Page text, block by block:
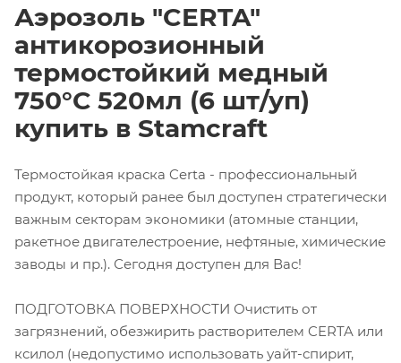
Аэрозоль "CERTA"
антикорозионный
термостойкий медный
750°С 520мл (6 шт/уп)
купить в Stamcraft
Термостойкая краска Certa - профессиональный
продукт, который ранее был доступен стратегически
важным секторам экономики (атомные станции,
ракетное двигателестроение, нефтяные, химические
заводы и пр.). Сегодня доступен для Вас!
ПОДГОТОВКА ПОВЕРХНОСТИ Очистить от
загрязнений, обезжирить растворителем CERTA или
ксилол (недопустимо использовать уайт-спирит,